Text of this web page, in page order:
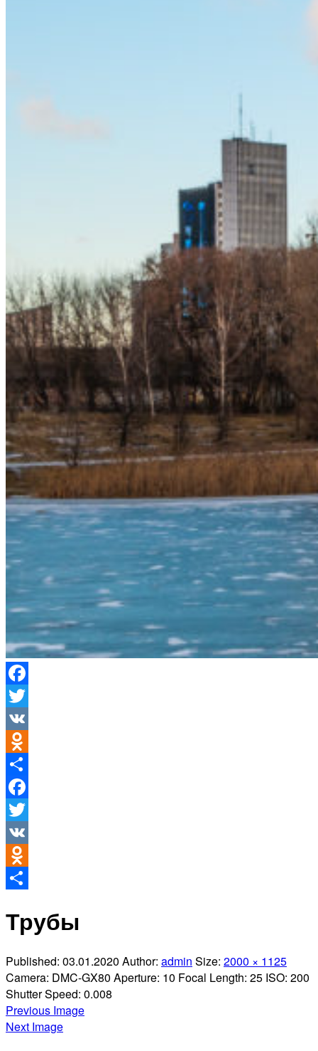
Facebook
Twitter
VK
Odnoklassniki
Отправить
Facebook
Twitter
VK
Odnoklassniki
Трубы
Published: 03.01.2020 Author: admin Size: 2000 × 1125
Camera: DMC-GX80 Aperture: 10 Focal Length: 25 ISO: 200
Shutter Speed: 0.008
Previous Image
Next Image